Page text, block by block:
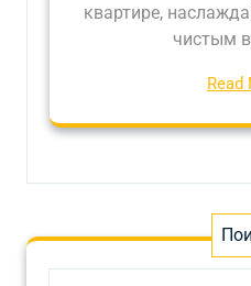
квартире,
чистым
Read